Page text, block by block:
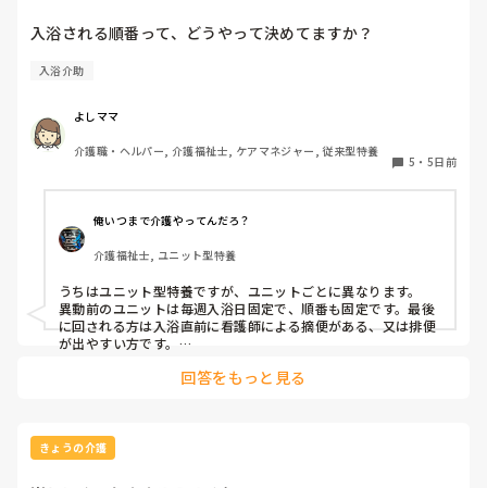
入浴される順番って、どうやって決めてますか？
入浴介助
よしママ
介護職・ヘルパー, 介護福祉士, ケアマネジャー, 従来型特養
5 ・ 5日前
俺いつまで介護やってんだろ？
介護福祉士, ユニット型特養
うちはユニット型特養ですが、ユニットごとに異なります。
異動前のユニットは毎週入浴日固定で、順番も固定です。最後
に回される方は入浴直前に看護師による摘便がある、又は排便
が出やすい方です。
が必要な方など。胃ろうの方は看護師がこの時間までには入浴
今のユニットでは毎週シフトとにらめっこして、職員の人数配
置から入浴の利用者を決めてます。特浴はメンツも順番も固定
回答をもっと見る
きょうの介護